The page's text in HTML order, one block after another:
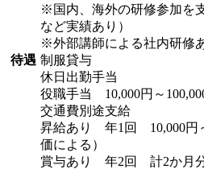
待遇
※国内、海外の研修参加を
など実績あり）
※外部講師による社内研修
制服貸与
休日出勤手当
役職手当 10,000円～
交通費別途支給
昇給あり 年1回 10,000円
価による）
賞与あり 年2回 計2か月